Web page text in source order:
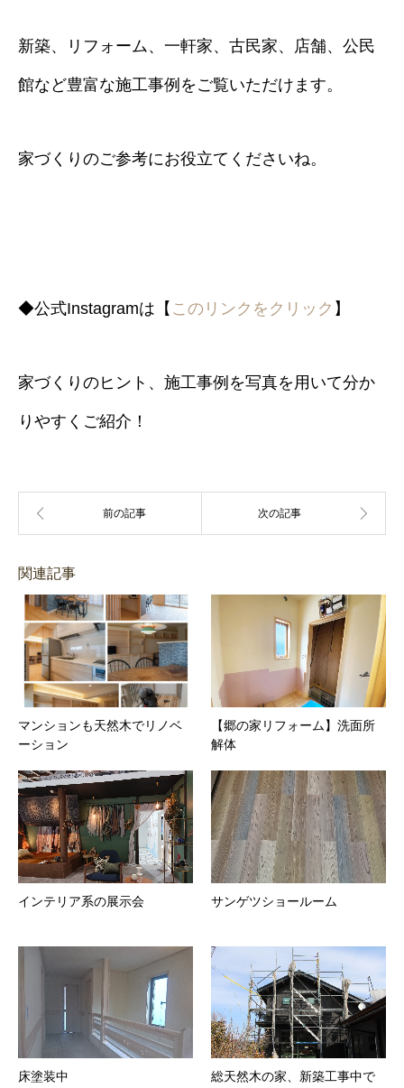
新築、リフォーム、一軒家、古民家、店舗、公民
館など豊富な施工事例をご覧いただけます。
家づくりのご参考にお役立てくださいね。
◆公式Instagramは【 このリンクをクリック 】
家づくりのヒント、施工事例を写真を用いて分か
りやすくご紹介！
関連記事
マンションも天然木でリノベ
ーション
【郷の家リフォーム】洗面所
解体
インテリア系の展示会 サンゲツショールーム
床塗装中 総天然木の家、新築工事中で